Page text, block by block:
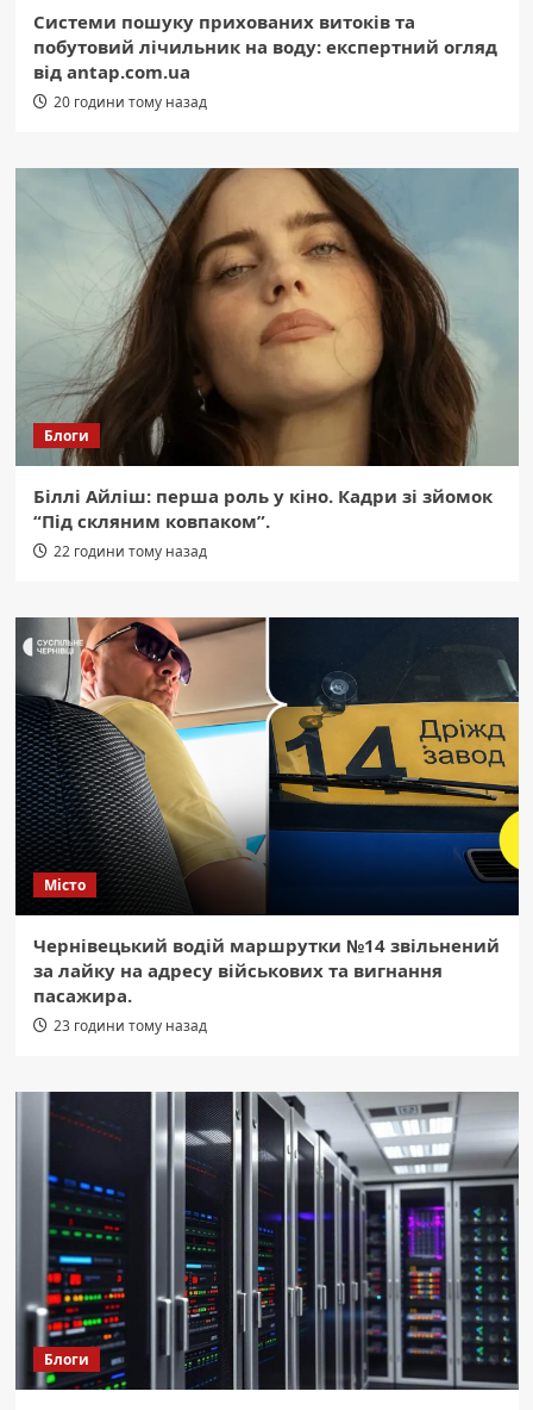
Системи пошуку прихованих витоків та
побутовий лічильник на воду: експертний огляд
від antap.com.ua
20 години тому назад
Блоги
Біллі Айліш: перша роль у кіно. Кадри зі зйомок
“Під скляним ковпаком”.
22 години тому назад
Місто
Чернівецький водій маршрутки №14 звільнений
за лайку на адресу військових та вигнання
пасажира.
23 години тому назад
Блоги